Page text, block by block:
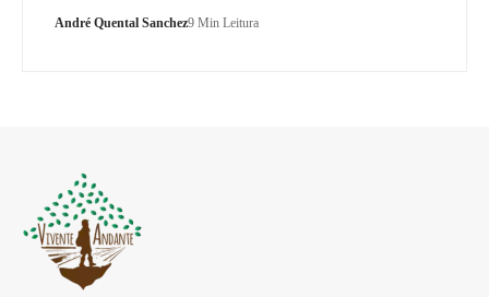
André Quental Sanchez9 Min Leitura